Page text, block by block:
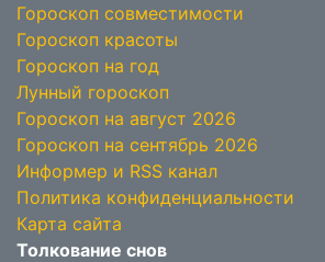
Гороскоп совместимости
Гороскоп красоты
Гороскоп на год
Лунный гороскоп
Гороскоп на август 2026
Гороскоп на сентябрь 2026
Информер и RSS канал
Политика конфиденциальности
Карта сайта
Толкование снов